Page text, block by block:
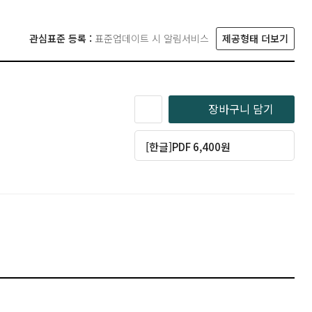
관심표준 등록 : 표준업데이트 시 알림서비스 제공형태 더보기
장바구니 담기
[한글]PDF 6,400원